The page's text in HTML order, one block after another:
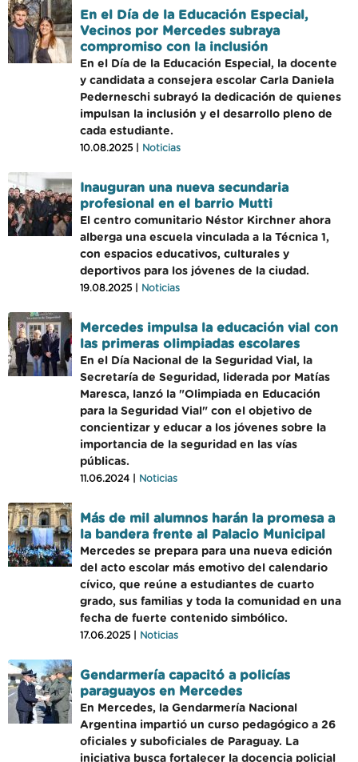
En el Día de la Educación Especial,
Vecinos por Mercedes subraya
compromiso con la inclusión
En el Día de la Educación Especial, la docente
y candidata a consejera escolar Carla Daniela
Pederneschi subrayó la dedicación de quienes
impulsan la inclusión y el desarrollo pleno de
cada estudiante.
10.08.2025 | Noticias
Inauguran una nueva secundaria
profesional en el barrio Mutti
El centro comunitario Néstor Kirchner ahora
alberga una escuela vinculada a la Técnica 1,
con espacios educativos, culturales y
deportivos para los jóvenes de la ciudad.
19.08.2025 | Noticias
Mercedes impulsa la educación vial con
las primeras olimpiadas escolares
En el Día Nacional de la Seguridad Vial, la
Secretaría de Seguridad, liderada por Matías
Maresca, lanzó la "Olimpiada en Educación
para la Seguridad Vial" con el objetivo de
concientizar y educar a los jóvenes sobre la
importancia de la seguridad en las vías
públicas.
11.06.2024 | Noticias
Más de mil alumnos harán la promesa a
la bandera frente al Palacio Municipal
Mercedes se prepara para una nueva edición
del acto escolar más emotivo del calendario
cívico, que reúne a estudiantes de cuarto
grado, sus familias y toda la comunidad en una
fecha de fuerte contenido simbólico.
17.06.2025 | Noticias
Gendarmería capacitó a policías
paraguayos en Mercedes
En Mercedes, la Gendarmería Nacional
Argentina impartió un curso pedagógico a 26
oficiales y suboficiales de Paraguay. La
iniciativa busca fortalecer la docencia policial